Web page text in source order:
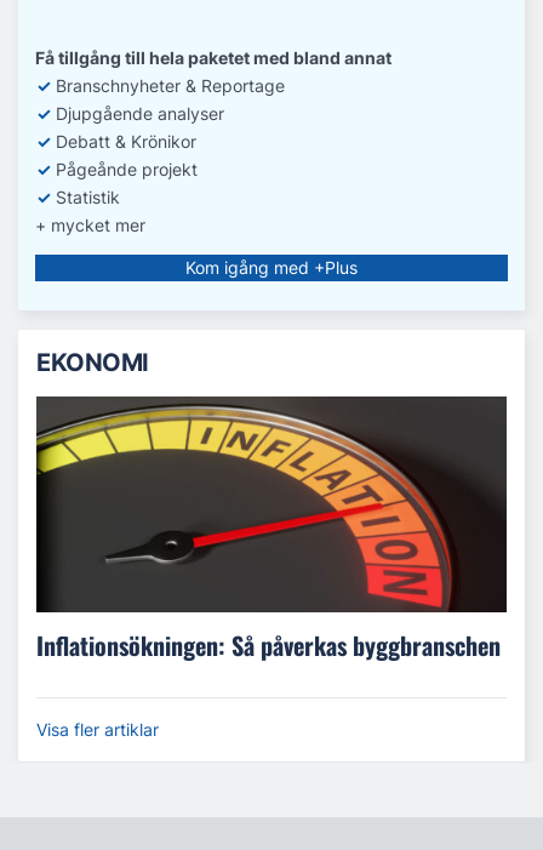
Få tillgång till hela paketet med bland annat
✓ Branschnyheter & Reportage
✓ Djupgående analyser
✓ Debatt & Krönikor
✓ Pågeånde projekt
✓ Statistik
+ mycket mer
Kom igång med +Plus
EKONOMI
Inflationsökningen: Så påverkas byggbranschen
Visa fler artiklar